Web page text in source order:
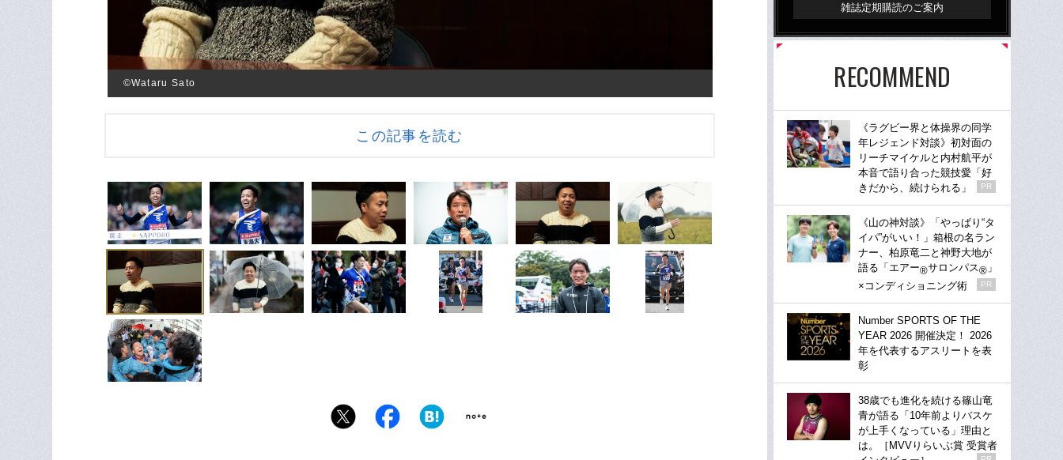
©Wataru Sato
この記事を読む
雑誌定期購読のご案内
RECOMMEND
《ラグビー界と体操界の同学
年レジェンド対談》初対面の
リーチマイケルと内村航平が
本音で語り合った競技愛「好
きだから、続けられる」
PR
《山の神対談》「やっぱり“タ
イパ”がいい！」箱根の名ラン
ナー、柏原竜二と神野大地が
語る「エアー®サロンパス® 」
×コンディショニング術
PR
Number SPORTS OF THE
YEAR 2026 開催決定！ 2026
年を代表するアスリートを表
彰
38歳でも進化を続ける篠山竜
青が語る「10年前よりバスケ
が上手くなっている」理由と
は。［MVVりらいぶ賞 受賞者